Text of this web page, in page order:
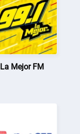
La Mejor FM